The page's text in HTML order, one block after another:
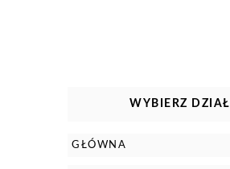
WYBIERZ DZIAŁ
GŁÓWNA